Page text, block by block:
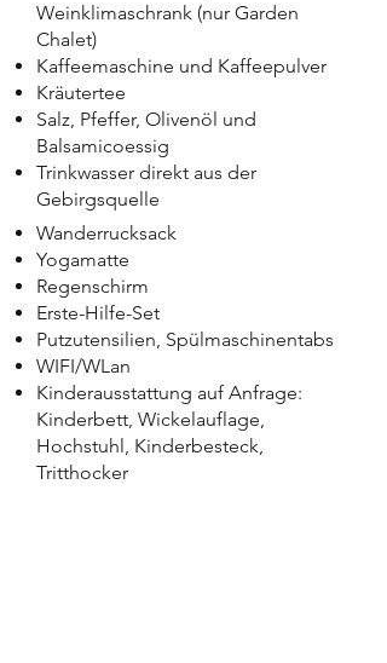
Weinklimaschrank (nur Garden
Chalet)
Kaffeemaschine und Kaffeepulver
Kräutertee
Salz, Pfeffer, Olivenöl und
Balsamicoessig
Trinkwasser direkt aus der
Gebirgsquelle
Wanderrucksack
Yogamatte
Regenschirm
Erste-Hilfe-Set
Putzutensilien, Spülmaschinentabs
WIFI/WLan
Kinderausstattung auf Anfrage:
Kinderbett, Wickelauflage,
Hochstuhl, Kinderbesteck,
Tritthocker